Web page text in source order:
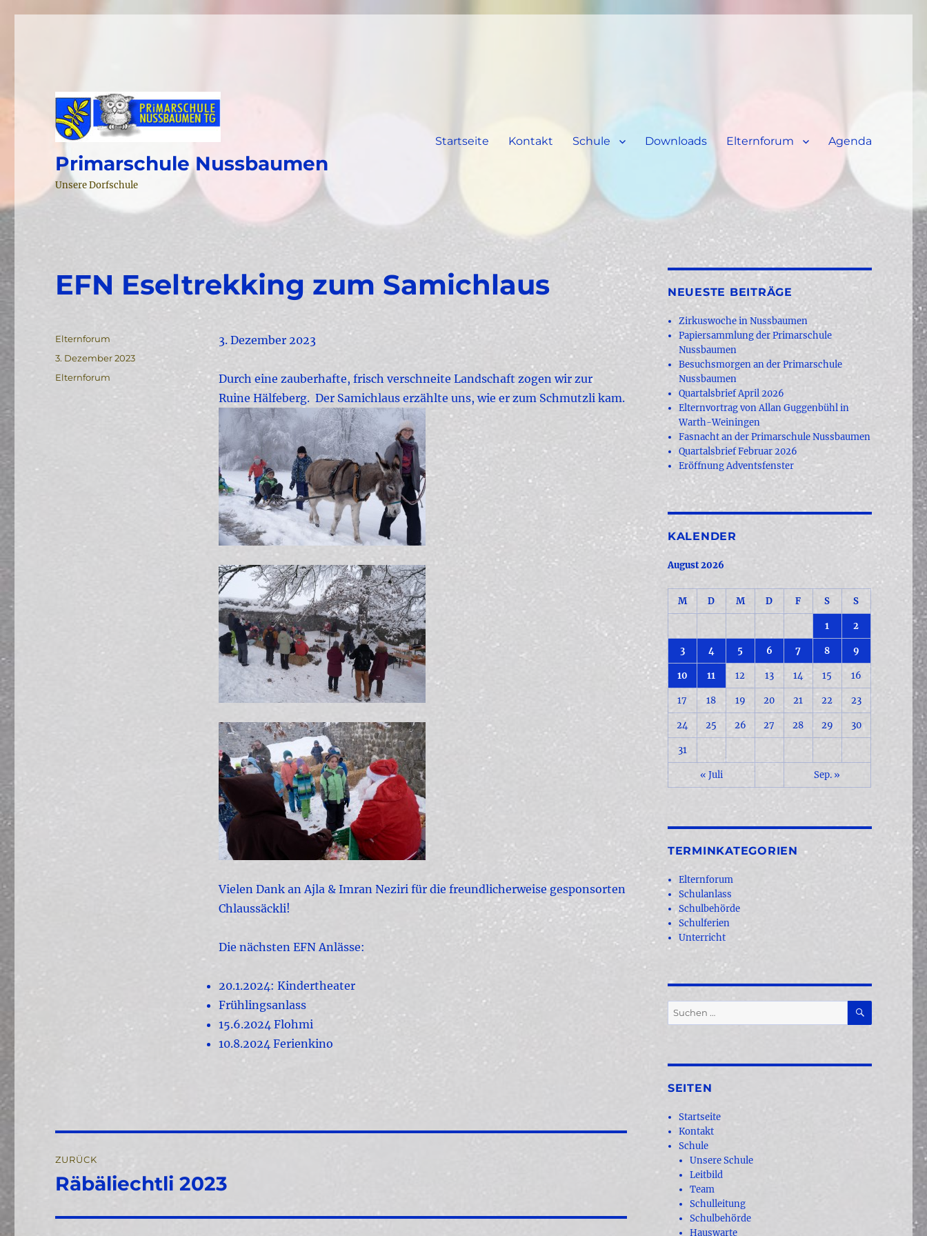
Primarschule Nussbaumen
Unsere Dorfschule
Startseite Kontakt Schule Downloads Elternforum Agenda
EFN Eseltrekking zum Samichlaus
3. Dezember 2023
Durch eine zauberhafte, frisch verschneite Landschaft zogen wir zur
Ruine Hälfeberg. Der Samichlaus erzählte uns, wie er zum Schmutzli kam.
Vielen Dank an Ajla & Imran Neziri für die freundlicherweise gesponsorten
Chlaussäckli!
Die nächsten EFN Anlässe:
20.1.2024: Kindertheater
Frühlingsanlass
15.6.2024 Flohmi
10.8.2024 Ferienkino
Autor
Elternforum
Veröffentlicht
am
3. Dezember 2023
Kategorien
Elternforum
ZURÜCK
Vorheriger
Räbäliechtli 2023
NEUESTE BEITRÄGE
Zirkuswoche in Nussbaumen
Papiersammlung der Primarschule
Nussbaumen
Besuchsmorgen an der Primarschule
Nussbaumen
Quartalsbrief April 2026
Elternvortrag von Allan Guggenbühl in
Warth-Weiningen
Fasnacht an der Primarschule Nussbaumen
Quartalsbrief Februar 2026
Eröffnung Adventsfenster
KALENDER
August 2026
M D M D F S S
1 2
3 4 5 6 7 8 9
10 11 12 13 14 15 16
17 18 19 20 21 22 23
24 25 26 27 28 29 30
31
« Juli Sep. »
TERMINKATEGORIEN
Elternforum
Schulanlass
Schulbehörde
Schulferien
Unterricht
Suchen
nach:
SUCHEN
SEITEN
Startseite
Kontakt
Schule
Unsere Schule
Leitbild
Team
Schulleitung
Schulbehörde
Hauswarte